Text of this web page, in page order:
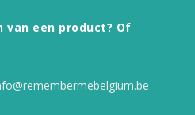
van een product? Of